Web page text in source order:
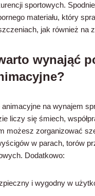
sportowych.
materiału, który
jak również na
wynająć
animacyjne na wynajem
liczy się śmiech,
możesz zorganizować
w parach, torów
Dodatkowo:
i wygodny w